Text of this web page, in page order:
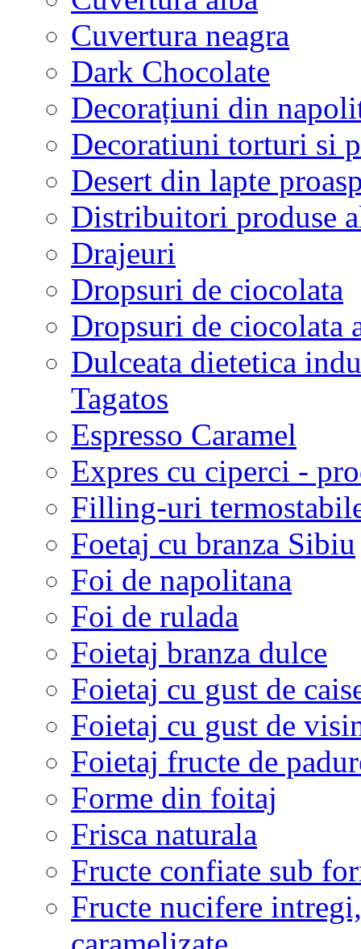
Cuvertura neagra
Dark Chocolate
Decorațiuni din
Decoratiuni torturi si
Desert din lapte
Distribuitori produse
Drajeuri
Dropsuri de ciocolata
Dropsuri de ciocolata
Dulceata dietetica
Tagatos
Espresso Caramel
Expres cu ciperci -
Filling-uri
Foetaj cu branza Sibiu
Foi de napolitana
Foi de rulada
Foietaj branza dulce
Foietaj cu gust de
Foietaj cu gust de
Foietaj fructe de
Forme din foitaj
Frisca naturala
Fructe confiate sub
Fructe nucifere